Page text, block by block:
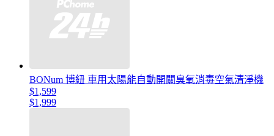
BONum 博紐 車用太陽能自動開關臭氧消毒空氣清淨機
$1,599
$1,999